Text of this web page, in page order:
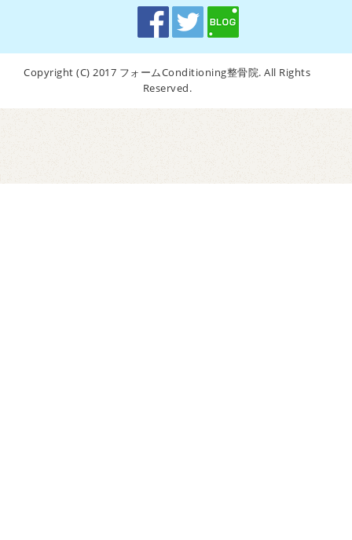
Copyright (C) 2017 フォームConditioning整骨院. All Rights
Reserved.